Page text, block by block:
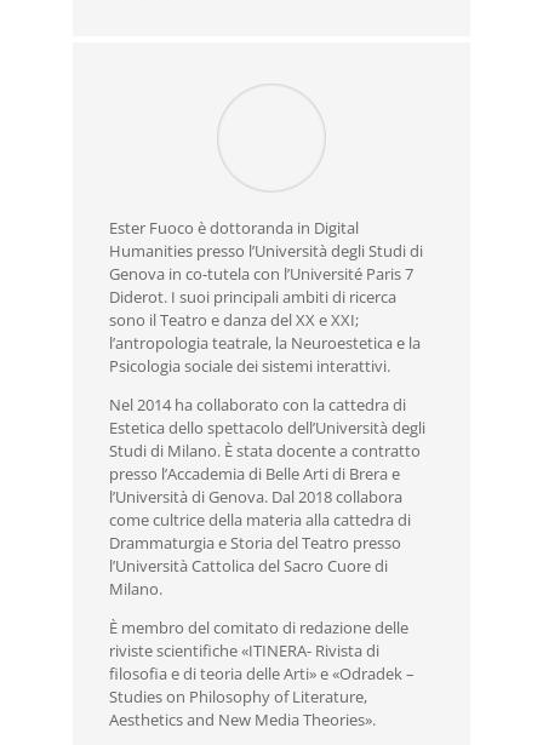
Ester Fuoco è dottoranda in Digital
Humanities presso l’Università degli Studi di
Genova in co-tutela con l’Université Paris 7
Diderot. I suoi principali ambiti di ricerca
sono il Teatro e danza del XX e XXI;
l’antropologia teatrale, la Neuroestetica e la
Psicologia sociale dei sistemi interattivi.
Nel 2014 ha collaborato con la cattedra di
Estetica dello spettacolo dell’Università degli
Studi di Milano. È stata docente a contratto
presso l’Accademia di Belle Arti di Brera e
l’Università di Genova. Dal 2018 collabora
come cultrice della materia alla cattedra di
Drammaturgia e Storia del Teatro presso
l’Università Cattolica del Sacro Cuore di
Milano.
È membro del comitato di redazione delle
riviste scientifiche «ITINERA- Rivista di
filosofia e di teoria delle Arti» e «Odradek –
Studies on Philosophy of Literature,
Aesthetics and New Media Theories».